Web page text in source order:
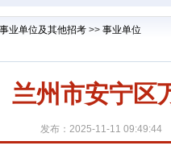
业单位及其他招考 >> 事业单位
兰州市安宁区
发布：2025-11-11 09:49:44